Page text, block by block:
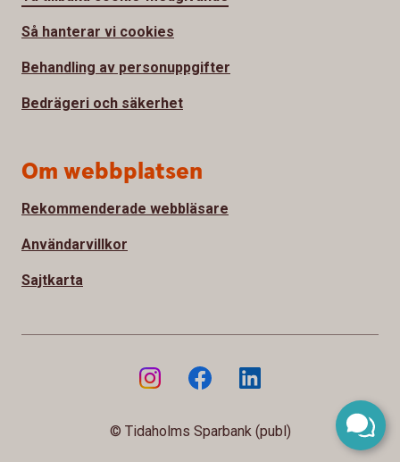
Så hanterar vi cookies
Behandling av personuppgifter
Bedrägeri och säkerhet
Om webbplatsen
Rekommenderade webbläsare
Användarvillkor
Sajtkarta
© Tidaholms Sparbank (publ)